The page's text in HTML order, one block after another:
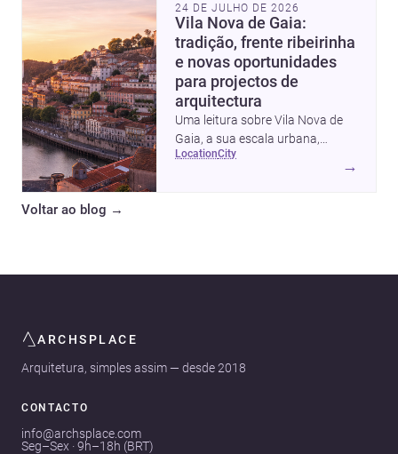
escondidas.
24 DE JULHO DE 2026
Vila Nova de Gaia:
tradição, frente ribeirinha
e novas oportunidades
para projectos de
arquitectura
Uma leitura sobre Vila Nova de
Gaia, a sua escala urbana,
património arquitectónico e
location city
→
Voltar ao blog →
ARCHSPLACE
Arquitetura, simples assim — desde 2018
CONTACTO
info@archsplace.com
Seg–Sex · 9h–18h (BRT)